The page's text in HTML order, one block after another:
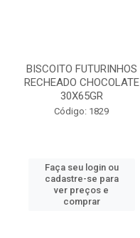
BISCOITO FUTURINHOS
RECHEADO CHOCOLATE
30X65GR
Código: 1829
Faça seu login ou
cadastre-se para
ver preços e
comprar